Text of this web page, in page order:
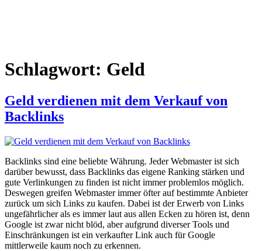
Schlagwort: Geld
Geld verdienen mit dem Verkauf von
Backlinks
Backlinks sind eine beliebte Währung. Jeder Webmaster ist sich
darüber bewusst, dass Backlinks das eigene Ranking stärken und
gute Verlinkungen zu finden ist nicht immer problemlos möglich.
Deswegen greifen Webmaster immer öfter auf bestimmte Anbieter
zurück um sich Links zu kaufen. Dabei ist der Erwerb von Links
ungefährlicher als es immer laut aus allen Ecken zu hören ist, denn
Google ist zwar nicht blöd, aber aufgrund diverser Tools und
Einschränkungen ist ein verkaufter Link auch für Google
mittlerweile kaum noch zu erkennen.